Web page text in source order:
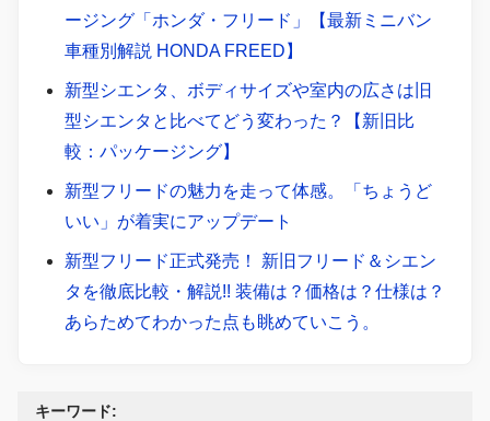
ージング「ホンダ・フリード」【最新ミニバン
車種別解説 HONDA FREED】
新型シエンタ、ボディサイズや室内の広さは旧
型シエンタと比べてどう変わった？【新旧比
較：パッケージング】
新型フリードの魅力を走って体感。「ちょうど
いい」が着実にアップデート
新型フリード正式発売！ 新旧フリード＆シエン
タを徹底比較・解説!! 装備は？価格は？仕様は？
あらためてわかった点も眺めていこう。
キーワード: